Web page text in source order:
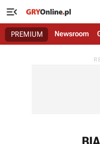

PREMIUM Newsroom